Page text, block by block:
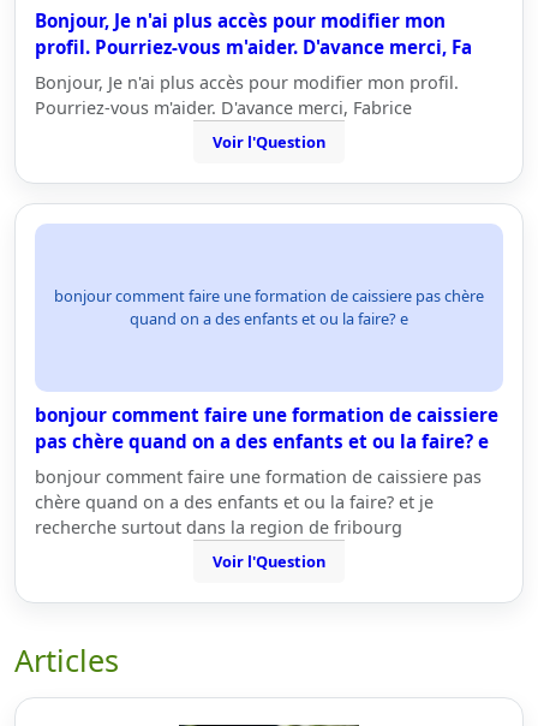
Bonjour, Je n'ai plus accès pour modifier mon
profil. Pourriez-vous m'aider. D'avance merci, Fa
Bonjour, Je n'ai plus accès pour modifier mon profil.
Pourriez-vous m'aider. D'avance merci, Fabrice
Voir l'Question
bonjour comment faire une formation de caissiere pas chère
quand on a des enfants et ou la faire? e
bonjour comment faire une formation de caissiere
pas chère quand on a des enfants et ou la faire? e
bonjour comment faire une formation de caissiere pas
chère quand on a des enfants et ou la faire? et je
recherche surtout dans la region de fribourg
Voir l'Question
Articles